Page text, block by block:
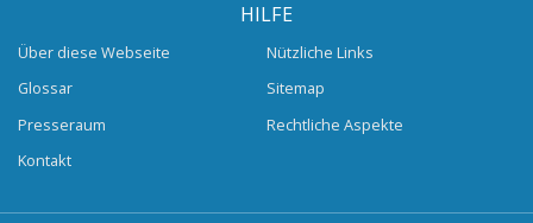
HILFE
Über diese Webseite
Glossar
Presseraum
Kontakt
Nützliche Links
Sitemap
Rechtliche Aspekte